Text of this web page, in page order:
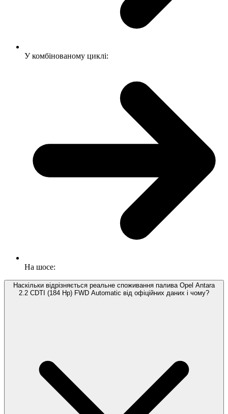
У комбінованому циклі:
На шосе:
Наскільки відрізняється реальне споживання палива Opel Antara
2.2 CDTI (184 Hp) FWD Automatic від офіційних даних і чому?